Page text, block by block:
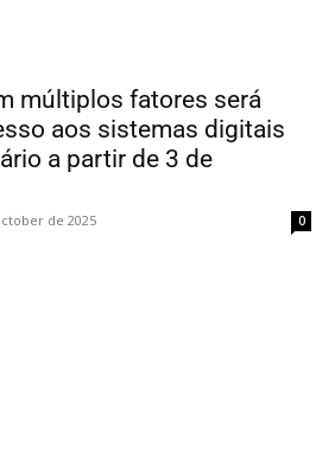
múltiplos fatores será
aos sistemas digitais
a partir de 3 de
de 2025 0